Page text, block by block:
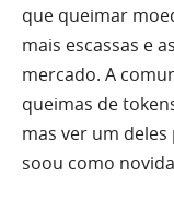
que queimar
mais escassas e
mercado. A
queimas de
mas ver um
soou como